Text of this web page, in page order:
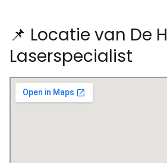
📌 Locatie van De
Laserspecialist